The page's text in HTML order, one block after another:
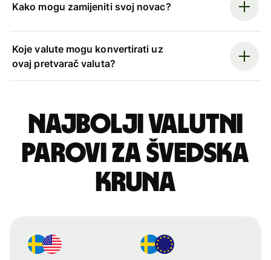
Kako mogu zamijeniti svoj novac?
Koje valute mogu konvertirati uz
ovaj pretvarač valuta?
Najbolji valutni
parovi za švedska
kruna